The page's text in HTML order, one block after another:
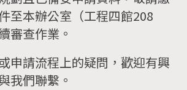
至本辦公室（工程四館208
審查作業。
申請流程上的疑問，歡迎有興
我們聯繫。